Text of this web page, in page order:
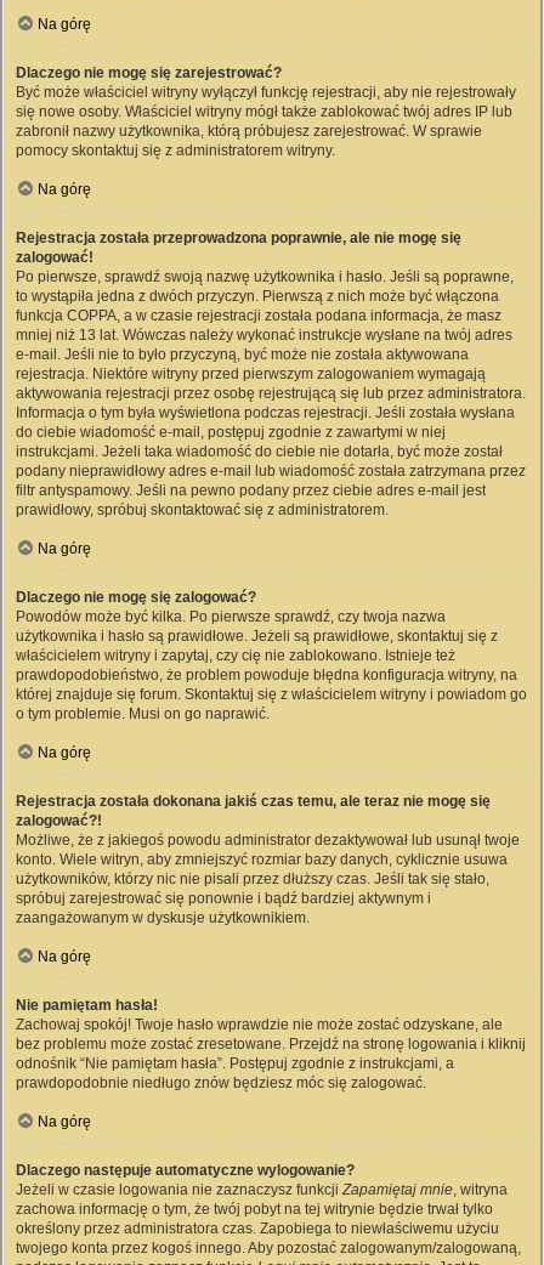
Na górę
Dlaczego nie mogę się zarejestrować?
Być może właściciel witryny wyłączył funkcję rejestracji, aby nie rejestrowały
się nowe osoby. Właściciel witryny mógł także zablokować twój adres IP lub
zabronił nazwy użytkownika, którą próbujesz zarejestrować. W sprawie
pomocy skontaktuj się z administratorem witryny.
Na górę
Rejestracja została przeprowadzona poprawnie, ale nie mogę się
zalogować!
Po pierwsze, sprawdź swoją nazwę użytkownika i hasło. Jeśli są poprawne,
to wystąpiła jedna z dwóch przyczyn. Pierwszą z nich może być włączona
funkcja COPPA, a w czasie rejestracji została podana informacja, że masz
mniej niż 13 lat. Wówczas należy wykonać instrukcje wysłane na twój adres
e-mail. Jeśli nie to było przyczyną, być może nie została aktywowana
rejestracja. Niektóre witryny przed pierwszym zalogowaniem wymagają
aktywowania rejestracji przez osobę rejestrującą się lub przez administratora.
Informacja o tym była wyświetlona podczas rejestracji. Jeśli została wysłana
do ciebie wiadomość e-mail, postępuj zgodnie z zawartymi w niej
instrukcjami. Jeżeli taka wiadomość do ciebie nie dotarła, być może został
podany nieprawidłowy adres e-mail lub wiadomość została zatrzymana przez
filtr antyspamowy. Jeśli na pewno podany przez ciebie adres e-mail jest
prawidłowy, spróbuj skontaktować się z administratorem.
Na górę
Dlaczego nie mogę się zalogować?
Powodów może być kilka. Po pierwsze sprawdź, czy twoja nazwa
użytkownika i hasło są prawidłowe. Jeżeli są prawidłowe, skontaktuj się z
właścicielem witryny i zapytaj, czy cię nie zablokowano. Istnieje też
prawdopodobieństwo, że problem powoduje błędna konfiguracja witryny, na
której znajduje się forum. Skontaktuj się z właścicielem witryny i powiadom go
o tym problemie. Musi on go naprawić.
Na górę
Rejestracja została dokonana jakiś czas temu, ale teraz nie mogę się
zalogować?!
Możliwe, że z jakiegoś powodu administrator dezaktywował lub usunął twoje
konto. Wiele witryn, aby zmniejszyć rozmiar bazy danych, cyklicznie usuwa
użytkowników, którzy nic nie pisali przez dłuższy czas. Jeśli tak się stało,
spróbuj zarejestrować się ponownie i bądź bardziej aktywnym i
zaangażowanym w dyskusje użytkownikiem.
Na górę
Nie pamiętam hasła!
Zachowaj spokój! Twoje hasło wprawdzie nie może zostać odzyskane, ale
bez problemu może zostać zresetowane. Przejdź na stronę logowania i kliknij
odnośnik “Nie pamiętam hasła”. Postępuj zgodnie z instrukcjami, a
prawdopodobnie niedługo znów będziesz móc się zalogować.
Na górę
Dlaczego następuje automatyczne wylogowanie?
Jeżeli w czasie logowania nie zaznaczysz funkcjiZapamiętaj mnie, witryna
zachowa informację o tym, że twój pobyt na tej witrynie będzie trwał tylko
określony przez administratora czas. Zapobiega to niewłaściwemu użyciu
twojego konta przez kogoś innego. Aby pozostać zalogowanym/zalogowaną,